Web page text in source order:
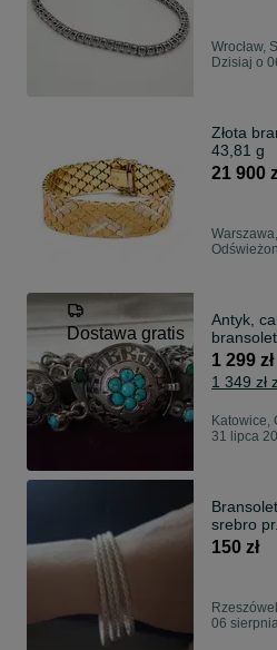
Wrocław,
Dzisiaj o
Złota
43,81 g
21 900
Dostawa gratis
Antyk,
turkusy
1 299 zł
1 349 zł
Katowice,
31 lipca
150 zł
06